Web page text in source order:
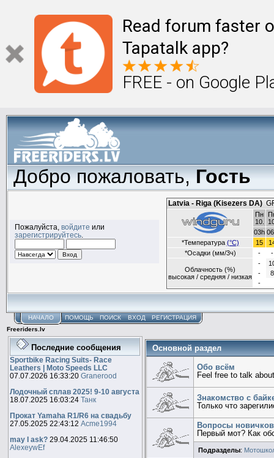
Read forum faster
Tapatalk app?
FREE - on Google
Добро пожаловать,Гость
Пожалуйста, войдите или
зарегистрируйтесь.
НАЧАЛО ПОМОЩЬ ПОИСК ВХОД
РЕГИСТРАЦИЯ
Freeriders.lv
Последние сообщения
Sportbike Racing Suits- Race
Leathers | Moto Speeds LLC
07.07.2026 16:33:20Granerood
Лодочный сплав 2025! 9-10 августа
18.07.2025 16:03:24Танк
Прокат Yamaha R1/R6 на свадьбу
27.05.2025 22:43:12Acme1994
may I ask? 29.04.2025 11:46:50
AlexeywEf
Основной раздел
Обо всём
Feel free to talk
Знакомство с
Только что
Вопросы новичков
Первый мот? Как
Подразделы: